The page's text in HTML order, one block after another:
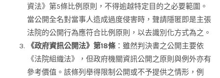
資法》第5條比例原則，不得逾越特定目的之必要範圍。
當公開全名對當事人造成過度侵害時，聲請隱匿即是主張
法院的公開行為應符合比例原則，以去識別化方式為之。
《政府資訊公開法》第18條 ：雖然判決書之公開主要依
《法院組織法》，但政府機關資訊公開之原則與例外亦有
參考價值。該條列舉得限制公開或不予提供之情形，例